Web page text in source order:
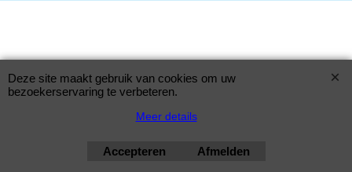
Deze site maakt gebruik van cookies om uw
bezoekerservaring te verbeteren.
Meer details
Accepteren Afmelden